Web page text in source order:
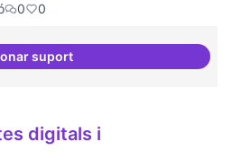
0 0
suport
Oferta formativa
digitals i